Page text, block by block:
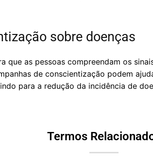
sobre doenças
que as pessoas compreendam os
de conscientização podem
para a redução da incidência de
Termos